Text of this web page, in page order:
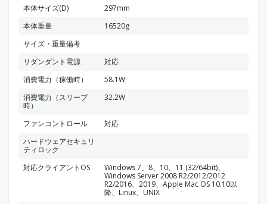
本体サイズ(D)
297mm
本体重量
16520g
サイズ・重量備考
リダンダント電源
対応
消費電力（稼働時）
58.1W
消費電力（スリープ
時）
32.2W
ファンコントロール
対応
ハードウェアセキュリ
ティロック
対応クライアントOS
Windows 7、8、10、11 (32/64bit)、
Windows Server 2008 R2/2012/2012
R2/2016、2019、Apple Mac OS 10.10以
降、Linux、UNIX